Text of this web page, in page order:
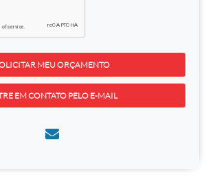
MEU ORÇAMENTO
EM CONTATO PELO E-MAIL